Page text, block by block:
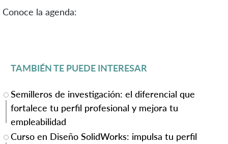
Conoce la agenda:
TAMBIÉN TE PUEDE INTERESAR
Semilleros de investigación: el diferencial que
fortalece tu perfil profesional y mejora tu
empleabilidad
Curso en Diseño SolidWorks: impulsa tu perfil